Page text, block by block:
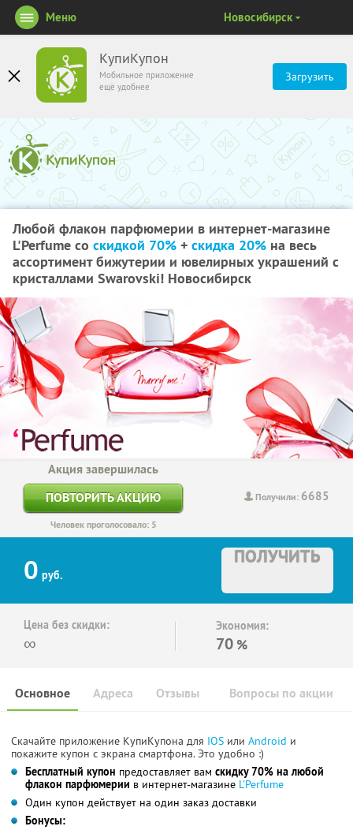
КупиКупон
Мобильное приложение
ещё удобнее
Загрузить
Меню Новосибирск
Любой флакон парфюмерии в интернет-магазине
L'Perfume со скидкой 70% + скидка 20% на весь
ассортимент бижутерии и ювелирных украшений с
кристаллами Swarovski! Новосибирск
Получили: 6685
Акция завершилась
ПОВТОРИТЬ АКЦИЮ
Человек проголосовало: 5
0 руб.
ПОЛУЧИТЬ
Цена без скидки:
∞
Экономия:
70 %
Основное Отзывы Вопросы по акции
Адреса
Скачайте приложение КупиКупона для IOS или Android и
покажите купон с экрана смартфона. Это удобно :)
Бесплатный купон предоставляет вам скидку 70% на любой
флакон парфюмерии в интернет-магазине L'Perfume
Один купон действует на один заказ доставки
Бонусы: